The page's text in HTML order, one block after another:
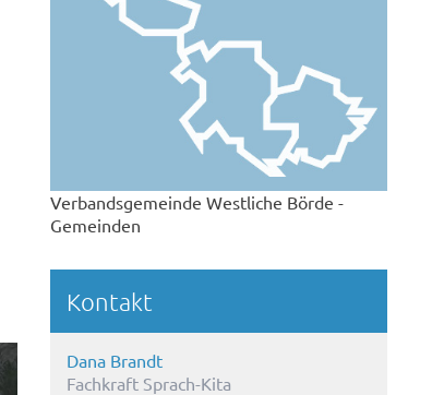
Verbandsgemeinde Westliche Börde -
Gemeinden
Kontakt
Dana Brandt
Fachkraft Sprach-Kita